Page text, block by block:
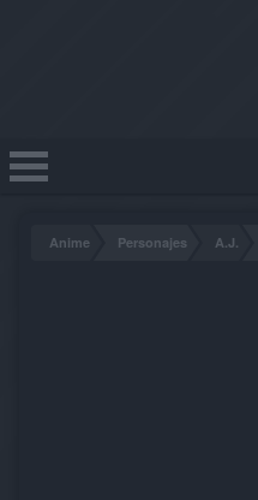
Anime Personajes A.J.